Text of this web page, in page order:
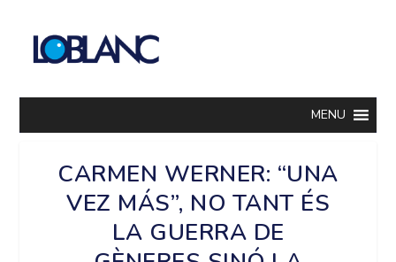
MENU
CARMEN WERNER: “UNA
VEZ MÁS”, NO TANT ÉS
LA GUERRA DE